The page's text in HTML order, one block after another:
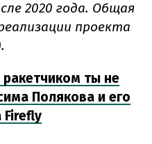
2020 года. Общая
проекта
ты не
Полякова и его
Firefly